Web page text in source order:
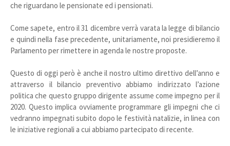
che riguardano le pensionate ed i pensionati.
Come sapete, entro il 31 dicembre verrà varata la legge di bilancio
e quindi nella fase precedente, unitariamente, noi presidieremo il
Parlamento per rimettere in agenda le nostre proposte.
Questo di oggi però è anche il nostro ultimo direttivo dell’anno e
attraverso il bilancio preventivo abbiamo indirizzato l’azione
politica che questo gruppo dirigente assume come impegno per il
2020. Questo implica ovviamente programmare gli impegni che ci
vedranno impegnati subito dopo le festività natalizie, in linea con
le iniziative regionali a cui abbiamo partecipato di recente.